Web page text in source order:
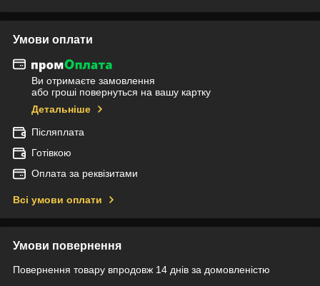
Умови оплати
Ви отримаєте замовлення
або гроші повернуться на вашу картку
Детальніше
Післяплата
Готівкою
Оплата за реквізитами
Всі умови оплати
Умови повернення
Повернення товару впродовж 14 днів за домовленістю